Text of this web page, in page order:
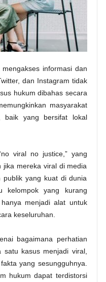
informasi dan
dan Instagram tidak
hukum dibahas secara
masyarakat
baik yang bersifat lokal
viral no justice,” yang
jika mereka viral di media
publik yang kuat di dunia
kelompok yang kurang
menjadi alat untuk
keseluruhan.
bagaimana perhatian
satu kasus menjadi viral,
yang sesungguhnya.
hukum dapat terdistorsi